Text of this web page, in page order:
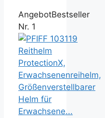
AngebotBestseller
Nr. 1